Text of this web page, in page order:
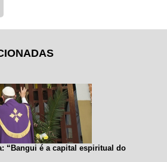
“Bangui é a capital espiritual do